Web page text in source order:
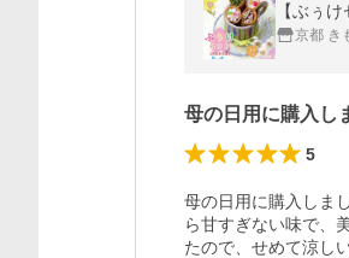
【ぶぅ
京都 き
母の日用に購入し
5
母の日用に購入しま
ら甘すぎない味で、
たので、せめて涼し